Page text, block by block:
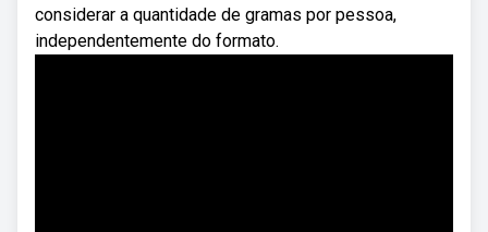
considerar a quantidade de gramas por pessoa,
independentemente do formato.